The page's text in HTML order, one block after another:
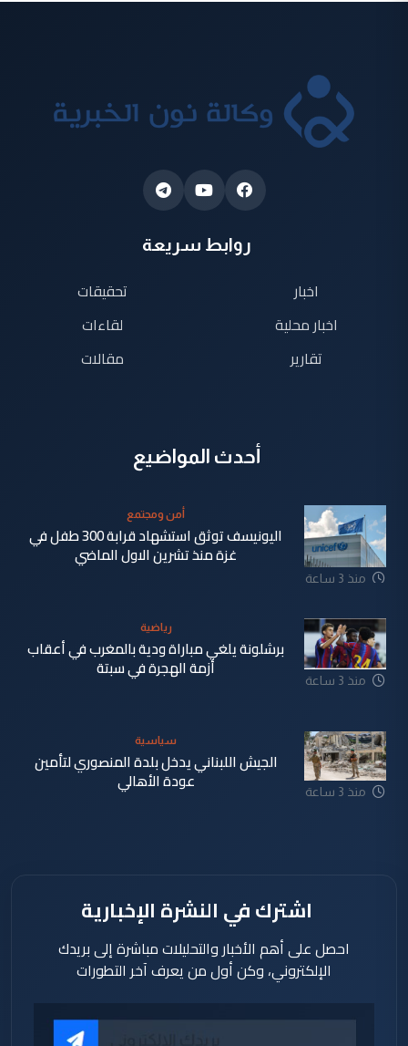
روابط سريعة
اخبار
اخبار محلية
تقارير
تحقيقات
لقاءات
مقالات
أحدث المواضيع
منذ 3 ساعة
أمن ومجتمع
اليونيسف توثق استشهاد قرابة 300 طفل في
غزة منذ تشرين الاول الماضي
منذ 3 ساعة
رياضية
برشلونة يلغي مباراة ودية بالمغرب في أعقاب
أزمة الهجرة في سبتة
منذ 3 ساعة
سياسية
الجيش اللبناني يدخل بلدة المنصوري لتأمين
عودة الأهالي
اشترك في النشرة الإخبارية
احصل على أهم الأخبار والتحليلات مباشرة إلى بريدك
الإلكتروني، وكن أول من يعرف آخر التطورات